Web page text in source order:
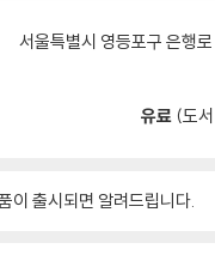
서울특별시 영등포구 은행
유료 (도
이 출시되면 알려드립니다.